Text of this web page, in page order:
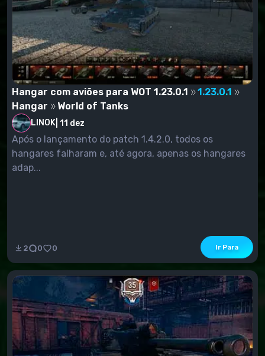
Hangar com aviões para WOT 1.23.0.1
1.23.0.1
Hangar
World of Tanks
LINOK 11 dez
Após o lançamento do patch 1.4.2.0, todos os
hangares falharam e, até agora, apenas os hangares
adap...
2 0 0 Ir Para